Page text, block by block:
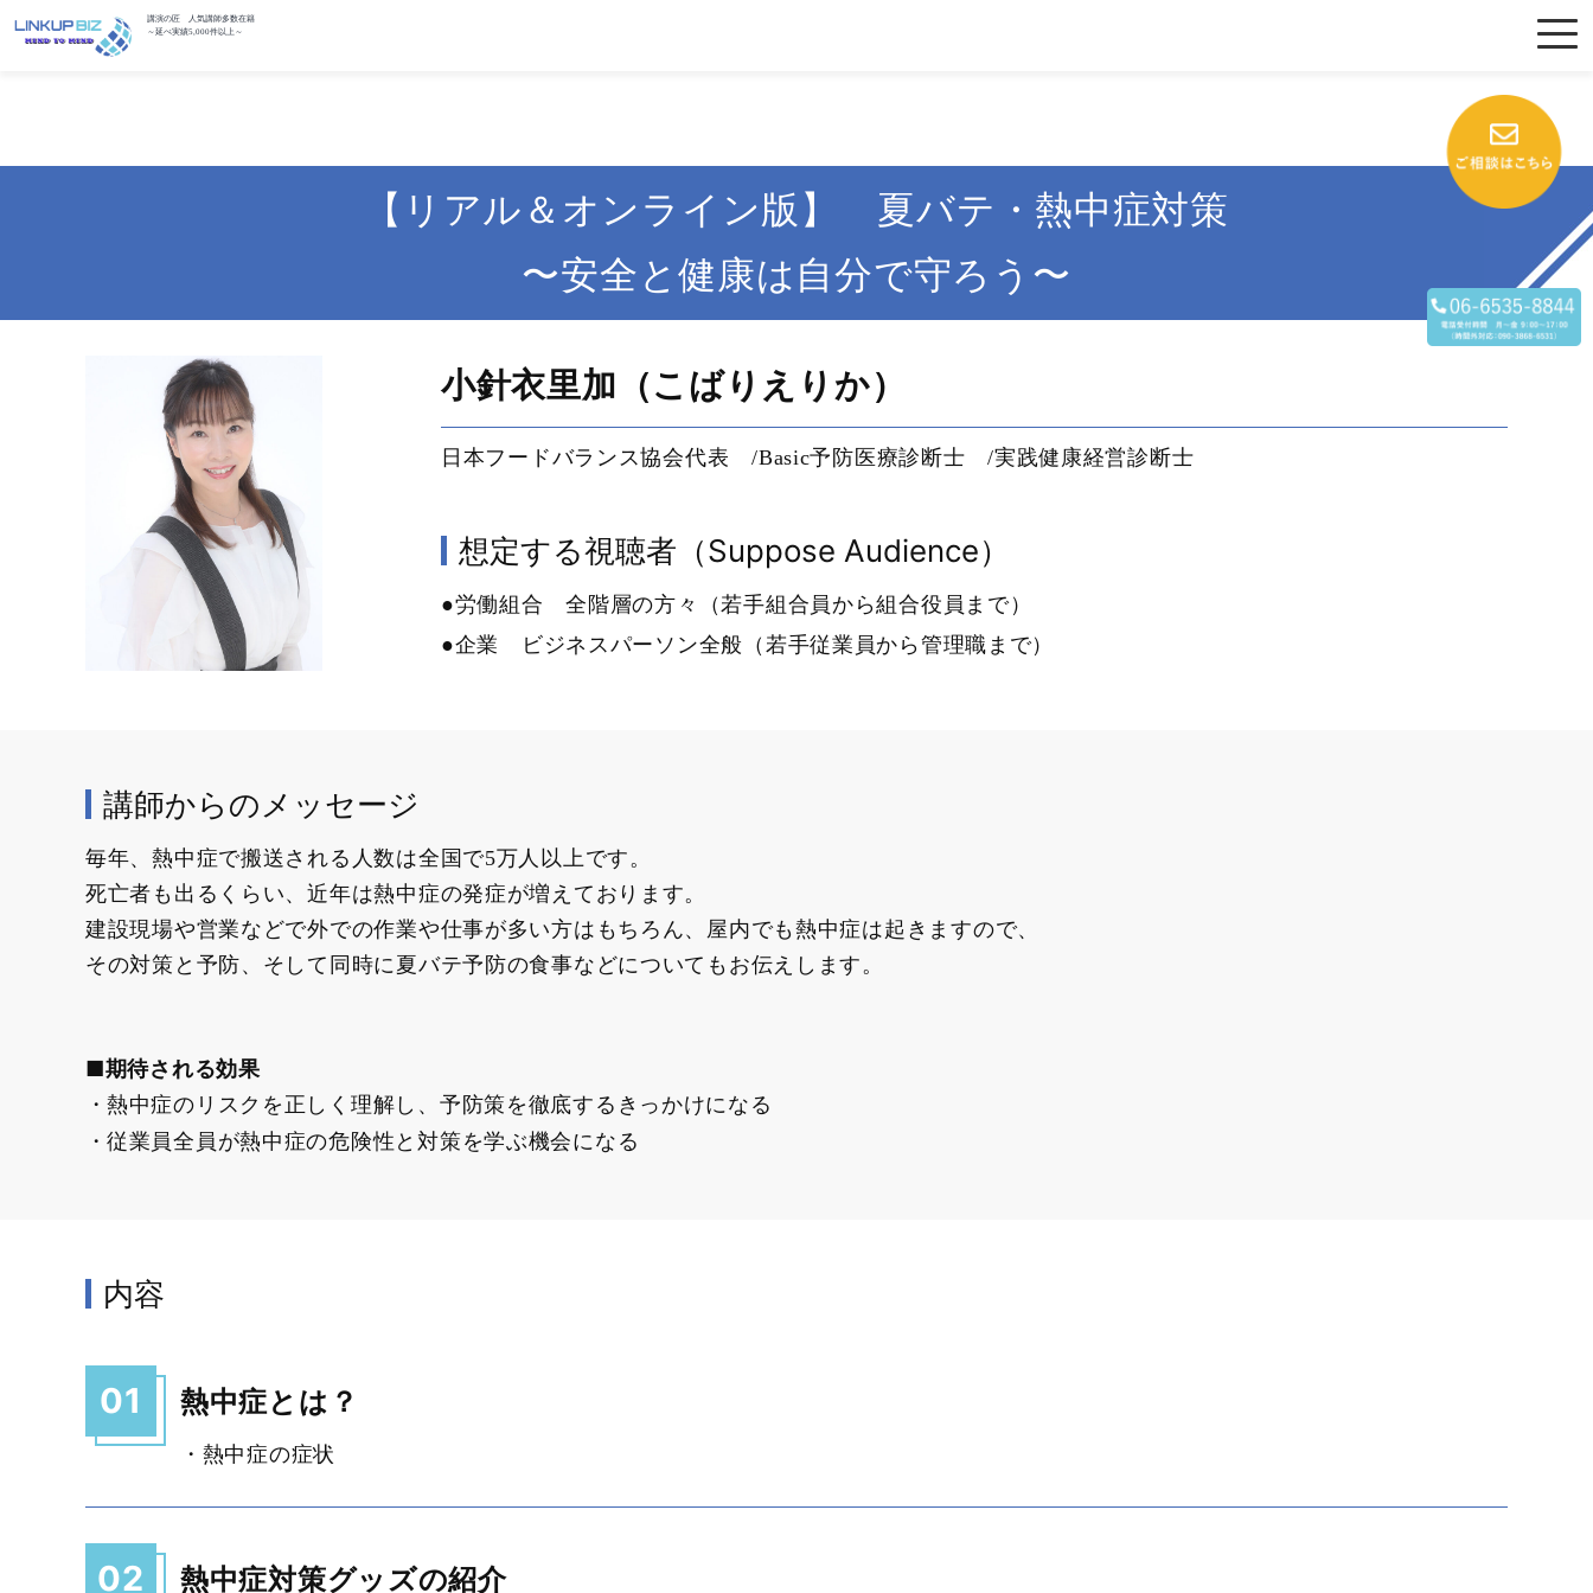
講演の匠 人気講師多数在籍
～延べ実績5,000件以上～
【リアル＆オンライン版】 夏バテ・熱中症対策
〜安全と健康は自分で守ろう〜
小針衣里加（こばりえりか）
日本フードバランス協会代表 /Basic予防医療診断士 /実践健康経営診断士
想定する視聴者（Suppose Audience）
●労働組合 全階層の方々（若手組合員から組合役員まで）
●企業 ビジネスパーソン全般（若手従業員から管理職まで）
講師からのメッセージ
毎年、熱中症で搬送される人数は全国で5万人以上です。
死亡者も出るくらい、近年は熱中症の発症が増えております。
建設現場や営業などで外での作業や仕事が多い方はもちろん、屋内でも熱中症は起きますので、
その対策と予防、そして同時に夏バテ予防の食事などについてもお伝えします。
■期待される効果
熱中症のリスクを正しく理解し、予防策を徹底するきっかけになる
従業員全員が熱中症の危険性と対策を学ぶ機会になる
内容
01 熱中症とは？
・熱中症の症状
02 熱中症対策グッズの紹介